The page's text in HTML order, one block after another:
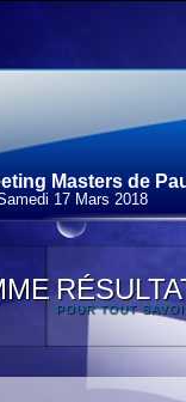
Masters de
17 Mars 2018
POUR TOUT